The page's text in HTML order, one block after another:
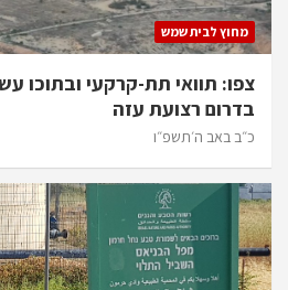
מחוץ לבית שמש
צפו: תוואי תת-קרקעי ובתוכו
בדרום רצועת עזה
כ״ב באב ה׳תשפ״ו